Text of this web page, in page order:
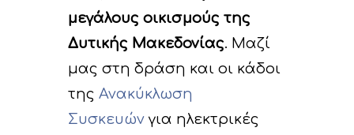
μεγάλους οικισμούς της
Δυτικής Μακεδονίας. Μαζί
μας στη δράση και οι κάδοι
τηςΑνακύκλωση
Συσκευών για ηλεκτρικές